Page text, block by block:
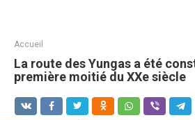
Accueil
La route des Yungas a été
première moitié du XXe siècle